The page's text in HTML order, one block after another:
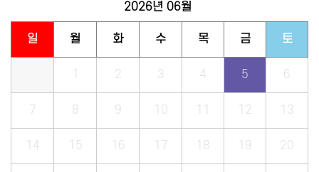
2026년 06월
일 월 화 수 목 금 토
1 2 3 4 5 6
7 8 9 10 11 12 13
14 15 16 17 18 19 20